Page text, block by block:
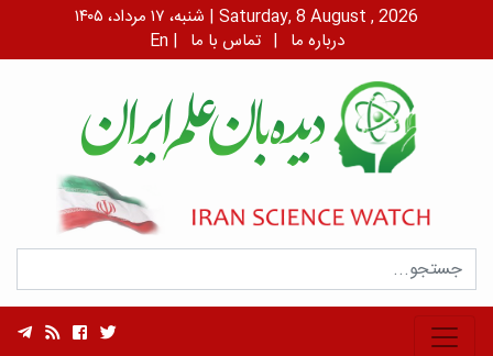
شنبه، ۱۷ مرداد، ۱۴۰۵ | Saturday, 8 August , 2026
En | درباره ما | تماس با ما